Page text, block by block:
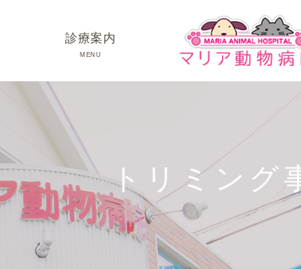
診療案内
MENU
トリミング